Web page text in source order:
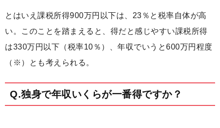
とはいえ課税所得900万円以下は、23％と税率自体が高
い。このことを踏まえると、得だと感じやすい課税所得
は330万円以下（税率10％）、年収でいうと600万円程度
（※）とも考えられる。
Q.独身で年収いくらが一番得ですか？